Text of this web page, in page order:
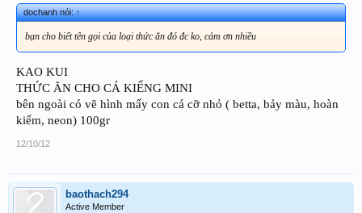
dochanh nói:↑
bạn cho biết tên gọi của loại thức ăn đó đc ko, cảm ơn nhiều
KAO KUI
THỨC ĂN CHO CÁ KIỂNG MINI
bên ngoài có vẽ hình mấy con cá cỡ nhỏ ( betta, bảy màu, hoàn
kiếm, neon) 100gr
12/10/12
baothach294
Active Member